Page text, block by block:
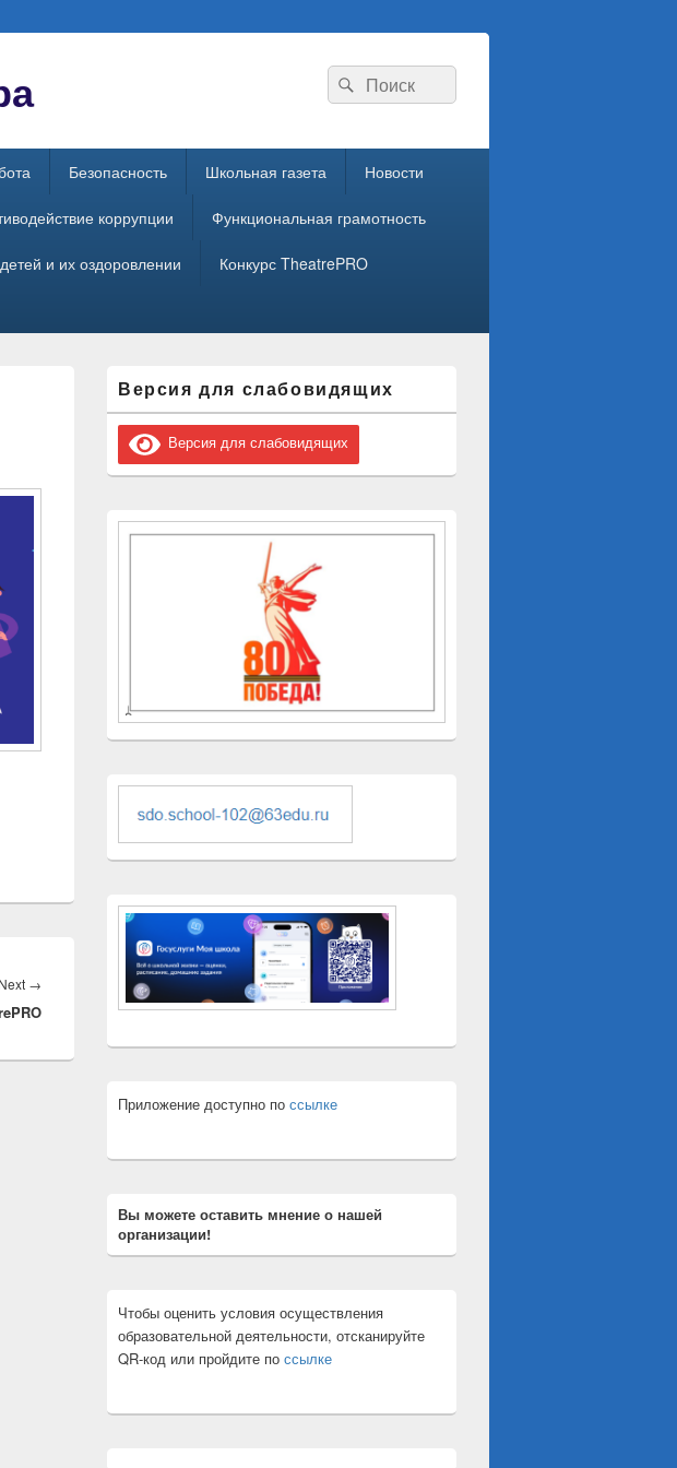
Search
for:
Search
Безопасность Школьная газета Новости
коррупции Функциональная грамотность
и их оздоровлении Конкурс TheatrePRO
Next →
post:
основной
боковой
панели
Версия для слабовидящих
Версия для слабовидящих
Приложение доступно по ссылке
Вы можете оставить мнение о нашей
организации!
Чтобы оценить условия осуществления
образовательной деятельности, отсканируйте
QR-код или пройдите по ссылке